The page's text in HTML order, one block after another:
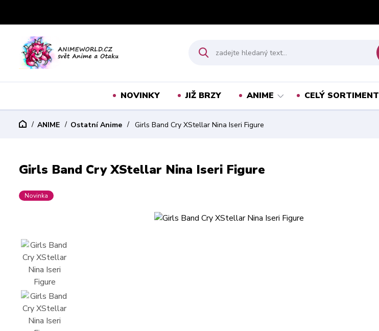
NOVINKY JIŽ BRZY ANIME CELÝ SORTIMENT
ANIME Ostatní Anime Girls Band Cry XStellar Nina Iseri Figure
Girls Band Cry XStellar Nina Iseri Figure
Novinka